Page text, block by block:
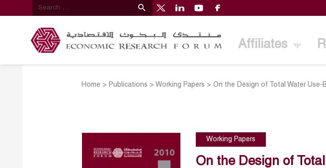
Affiliates
Home > Publications >Working Papers >On the Design of Total Water
Working Papers
On the Design of